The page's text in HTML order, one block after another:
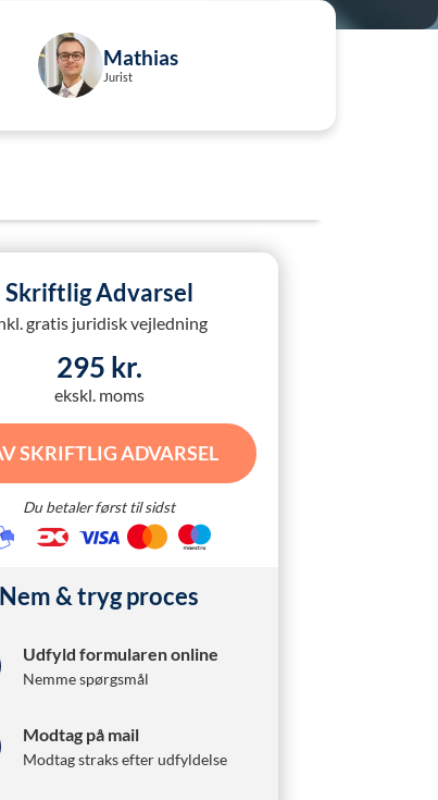
Mathias
Jurist
Skriftlig Advarsel
gratis juridisk vejledning
295 kr.
ekskl. moms
SKRIFTLIG ADVARSEL
Du betaler først til sidst
Nem & tryg proces
Udfyld formularen online
Nemme spørgsmål
Modtag på mail
Modtag straks efter udfyldelse